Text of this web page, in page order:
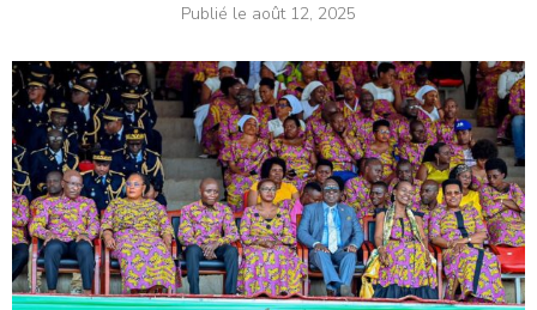
Publié le août 12, 2025